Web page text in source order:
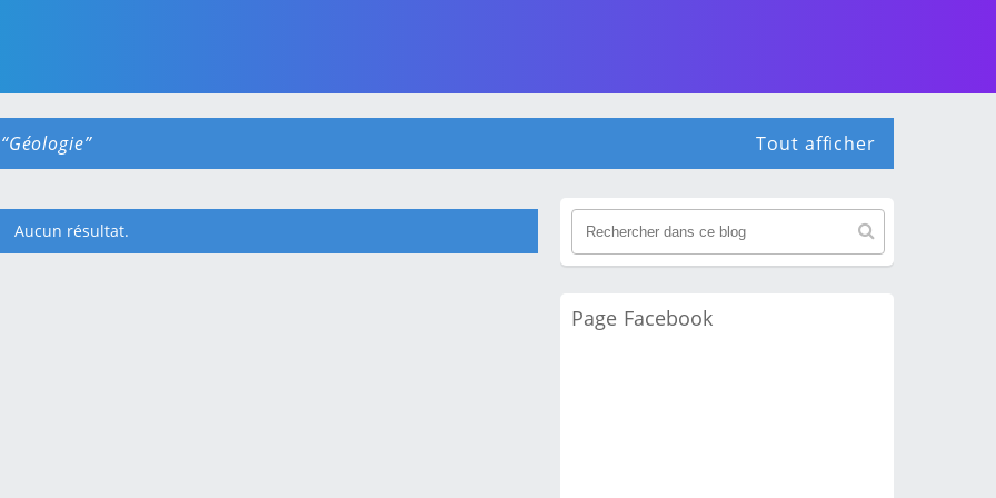
Géologie Tout afficher
Aucun résultat.
Page Facebook